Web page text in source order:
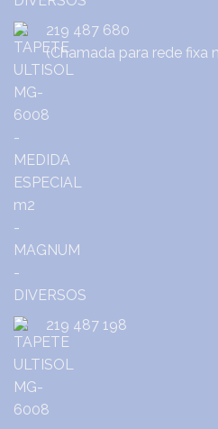
219 487 680
(Chamada para rede fixa
219 487 198